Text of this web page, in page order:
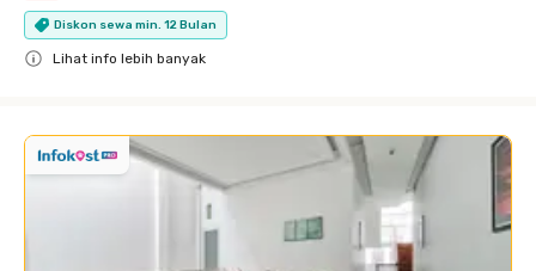
Diskon sewa min. 12 Bulan
Lihat info lebih banyak